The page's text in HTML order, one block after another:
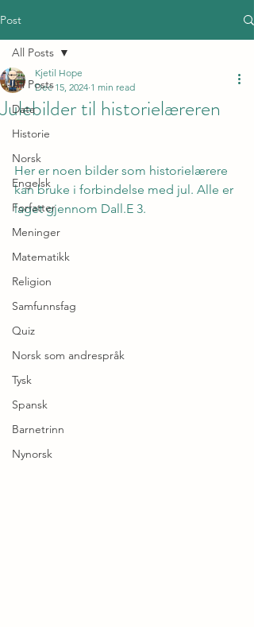
Post
All Posts
Data
Historie
Norsk
Engelsk
Forfatter
Meninger
Matematikk
Religion
Samfunnsfag
Quiz
Norsk som andrespråk
Tysk
Spansk
Barnetrinn
Nynorsk
All Posts
Julebilder til historielæreren
Kjetil Hope
Dec 15, 2024 1 min read
Her er noen bilder som historielærere
kan bruke i forbindelse med jul. Alle er
laget gjennom Dall.E 3.